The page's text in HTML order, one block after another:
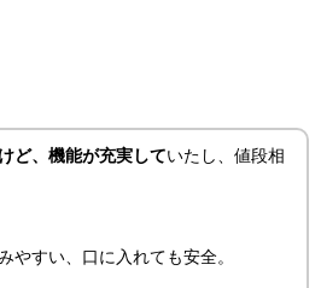
ど、機能が充実していたし、値段相
やすい、口に入れても安全。